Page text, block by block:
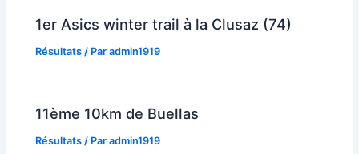
1er Asics winter trail à la Clusaz (74)
Résultats / Paradmin1919
11ème 10km de Buellas
Résultats / Paradmin1919